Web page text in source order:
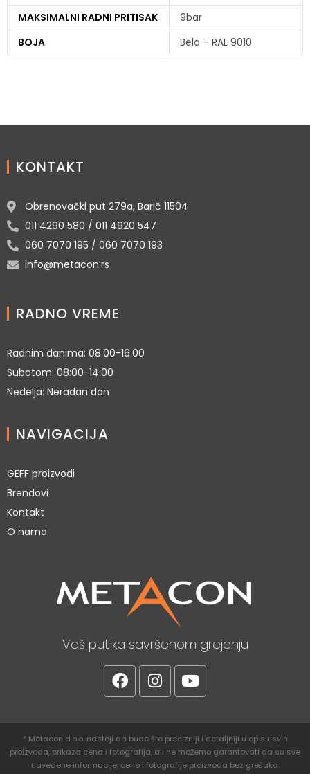
MAKSIMALNI RADNI PRITISAK
9bar
BOJA
Bela – RAL 9010
KONTAKT
Obrenovački put 279a, Barič 11504
011 4290 580 / 011 4920 547
060 7070 195 / 060 7070 193
info@metacon.rs
RADNO VREME
Radnim danima: 08:00-16:00
Subotom: 08:00-14:00
Nedelja: Neradan dan
NAVIGACIJA
GEFF proizvodi
Brendovi
Kontakt
O nama
Vaš put ka savršenom grejanju
* Metacon d.o.o. nastoji da bude što precizniji i detaljniji u opisu svih
proizvoda, prikaza cena i fotografija, ali ne možemo garantovati da su sve
navedene informacije, cene i fotografije proizvoda bez grešaka.